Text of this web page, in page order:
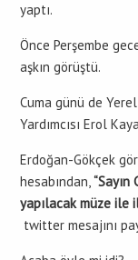
yaptı.
Önce Perşembe
aşkın görüştü.
Cuma günü de
Yardımcısı Erol
Erdoğan-Gökçek
hesabından,“Sayın
yapılacak müze ile
twitter mesajını